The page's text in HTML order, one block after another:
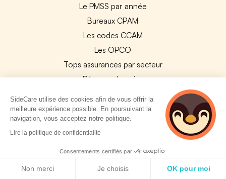
Le PMSS par année
Bureaux CPAM
Les codes CCAM
Les OPCO
Tops assurances par secteur
Réseaux de soins
Les garanties des assurances entreprises
PARTENAIRES
Experts-Comptables
Assureurs Partenaires
SideCare utilise des cookies afin de vous offrir la
meilleure expérience possible. En poursuivant la
navigation, vous acceptez notre politique.
Lire la politique de confidentialité
Consentements certifiés par
Non merci Je choisis OK pour moi
5 personnes
consultent
actuellement cette